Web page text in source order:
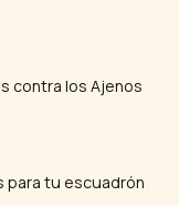
contra los Ajenos
para tu escuadrón